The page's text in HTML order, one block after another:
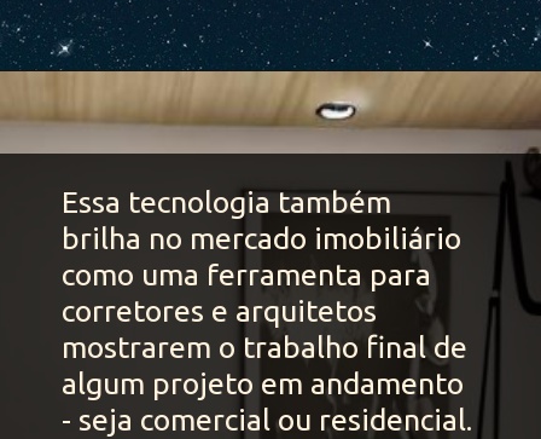
Essa tecnologia também
brilha no mercado imobiliário
como uma ferramenta para
corretores e arquitetos
mostrarem o trabalho final de
algum projeto em andamento
- seja comercial ou residencial.